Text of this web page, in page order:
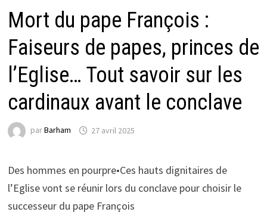
Mort du pape François :
Faiseurs de papes, princes de
l’Eglise… Tout savoir sur les
cardinaux avant le conclave
parBarham 27 avril 2025
Des hommes en pourpre•Ces hauts dignitaires de
l’Eglise vont se réunir lors du conclave pour choisir le
successeur du pape François